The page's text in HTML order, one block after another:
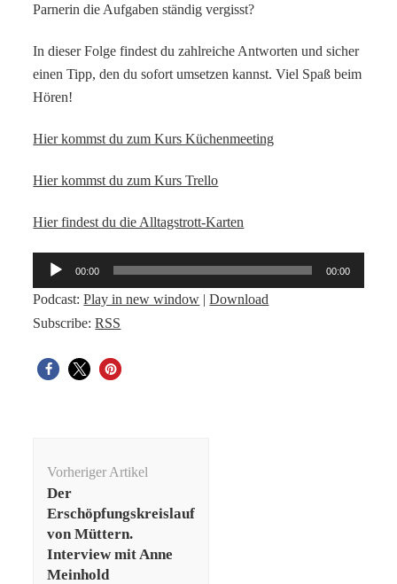
Parnerin die Aufgaben ständig vergisst?
In dieser Folge findest du zahlreiche Antworten und sicher
einen Tipp, den du sofort umsetzen kannst. Viel Spaß beim
Hören!
Hier kommst du zum Kurs Küchenmeeting
Hier kommst du zum Kurs Trello
Hier findest du die Alltagstrott-Karten
Audio-
Player
00:00 00:00
Podcast:Play in new window |Download
Subscribe:RSS
Vorheriger Artikel
Der
Erschöpfungskreislauf
von Müttern.
Interview mit Anne
Meinhold